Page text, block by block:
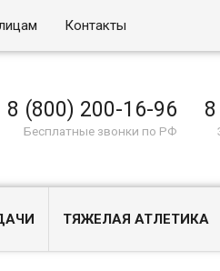
Контакты
8 (800) 200-16-96
Бесплатные звонки по РФ
ТЯЖЕЛАЯ АТЛЕТИКА